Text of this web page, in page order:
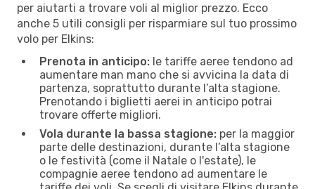
per aiutarti a trovare voli al miglior prezzo. Ecco
anche 5 utili consigli per risparmiare sul tuo prossimo
volo per Elkins:
Prenota in anticipo: le tariffe aeree tendono ad
aumentare man mano che si avvicina la data di
partenza, soprattutto durante l’alta stagione.
Prenotando i biglietti aerei in anticipo potrai
trovare offerte migliori.
Vola durante la bassa stagione: per la maggior
parte delle destinazioni, durante l’alta stagione
o le festività (come il Natale o l'estate), le
compagnie aeree tendono ad aumentare le